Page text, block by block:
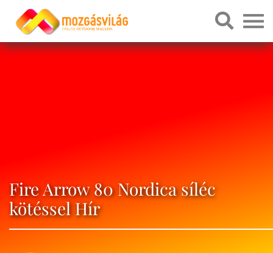
Fire Arrow 80 Nordica síléc
kötéssel Hír